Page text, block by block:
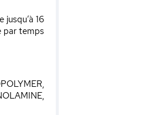
16
par temps